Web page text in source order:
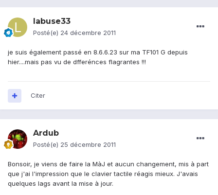
labuse33
Posté(e) 24 décembre 2011
je suis également passé en 8.6.6.23 sur ma TF101 G depuis
hier....mais pas vu de dfferénces flagrantes !!!
Citer
Ardub
Posté(e) 25 décembre 2011
Bonsoir, je viens de faire la MàJ et aucun changement, mis à part
que j'ai l'impression que le clavier tactile réagis mieux. J'avais
quelques lags avant la mise à jour.